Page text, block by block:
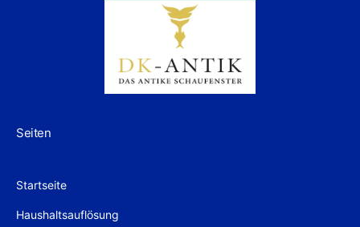
Seiten
Startseite
Haushaltsauflösung